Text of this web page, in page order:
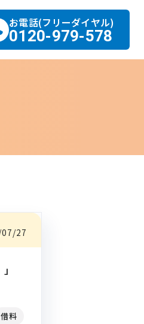
お電話(フリーダイヤル)
0120-979-578
27
借料